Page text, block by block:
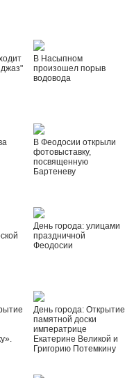
В Насыпном
произошел порыв
водовода
В Феодосии открыли
фотовыставку,
посвященную
Бартеневу
День города: улицами
праздничной
Феодосии
День города: Открытие
памятной доски
императрице
Екатерине Великой и
Григорию Потемкину